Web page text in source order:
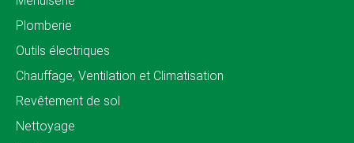
Plomberie
Outils électriques
Chauffage, Ventilation et Climatisation
Revêtement de sol
Nettoyage